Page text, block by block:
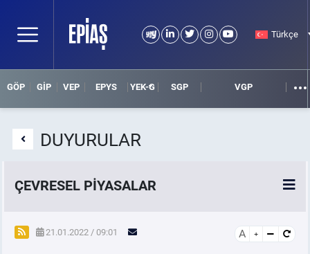
Türkçe
GÖP GİP VEP EPYS YEK-G SGP VGP
DUYURULAR
ÇEVRESEL PİYASALAR
YEK-G Piyasası
21.01.2022 / 09:01 A